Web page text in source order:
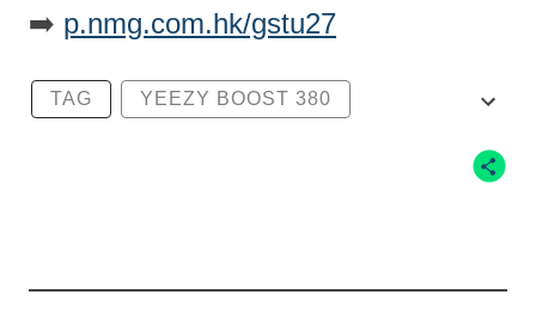
➡️ p.nmg.com.hk/gstu27
TAG YEEZY BOOST 380